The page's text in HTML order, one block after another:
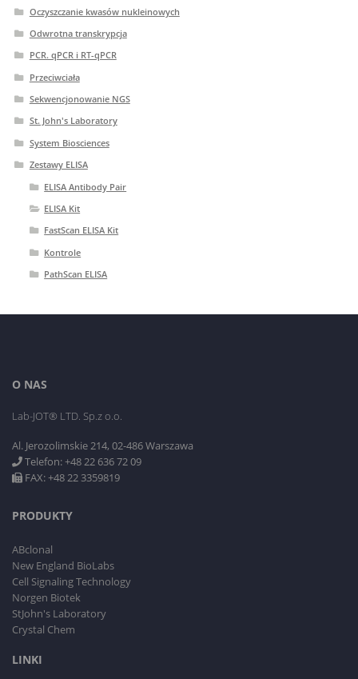
Oczyszczanie kwasów nukleinowych
Odwrotna transkrypcja
PCR. qPCR i RT-qPCR
Przeciwciała
Sekwencjonowanie NGS
St. John's Laboratory
System Biosciences
Zestawy ELISA
ELISA Antibody Pair
ELISA Kit
FastScan ELISA Kit
Kontrole
PathScan ELISA
O NAS
Lab-JOT® LTD. Sp.z o.o.
Al. Jerozolimskie 214, 02-486 Warszawa
Telefon: +48 22 636 72 09
FAX: +48 22 3359819
PRODUKTY
ABclonal
New England BioLabs
Cell Signaling Technology
Norgen Biotek
StJohn's Laboratory
Crystal Chem
LINKI